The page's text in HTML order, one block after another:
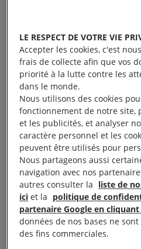
LE RESPECT DE VOTRE VIE
Accepter les cookies, c'est
frais de collecte afin que vos
priorité à la lutte contre les
dans le monde.
Nous utilisons des cookies
fonctionnement de notre site,
et les publicités, et analyser
caractère personnel et les
peuvent être utilisés pour
Nous partageons aussi
navigation avec nos
autres consulter la liste de
ici et la politique de
partenaire Google en
données de nos bases ne
des fins commerciales.